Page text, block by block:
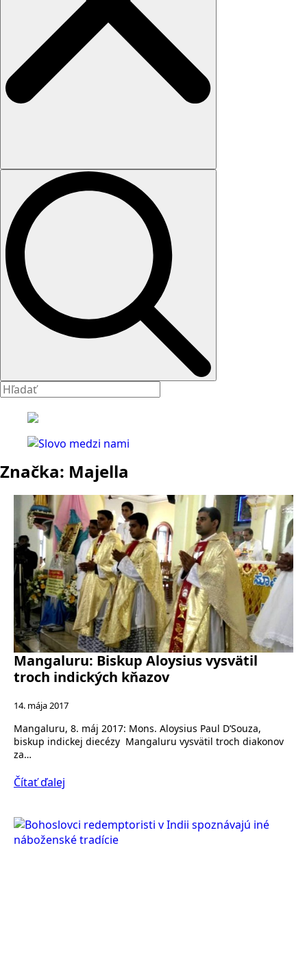
Značka: Majella
Mangaluru: Biskup Aloysius vysvätil
troch indických kňazov
14. mája 2017
Mangaluru, 8. máj 2017: Mons. Aloysius Paul D’Souza,
biskup indickej diecézy Mangaluru vysvätil troch diakonov
za…
Čítať ďalej